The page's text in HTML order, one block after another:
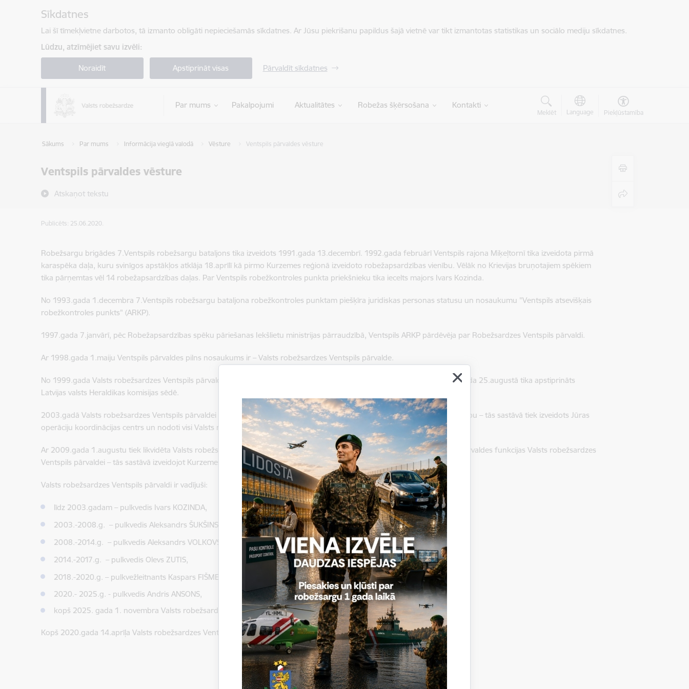
Sīkdatnes
Lai šī tīmekļvietne darbotos, tā izmanto obligāti nepieciešamās sīkdatnes. Ar Jūsu piekrišanu papildus šajā vietnē var tikt izmantotas statistikas un sociālo mediju sīkdatnes.
Lūdzu, atzīmējiet savu izvēli:
Noraidīt Apstiprināt visas Pārvaldīt sīkdatnes
Par mums Pakalpojumi Aktualitātes Robežas šķērsošana Kontakti
Meklēt Language Piekļūstamība
Sākums Par mums Informācija vieglā valodā Vēsture Ventspils pārvaldes vēsture
Ventspils pārvaldes vēsture
Atskaņot tekstu
Publicēts: 25.06.2020.
Robežsargu brigādes 7.Ventspils robežsargu bataljons tika izveidots 1991.gada 13.decembrī. 1992.gada februārī Ventspils rajona Miķeļtornī tika izveidota pirmā
karaspēka daļa, kuru svinīgos apstākļos atklāja 18.aprīlī kā pirmo Kurzemes reģionā izveidoto robežapsardzības vienību. Vēlāk no Krievijas bruņotajiem spēkiem
tika pārņemtas vēl 14 robežapsardzības daļas. Par Ventspils robežkontroles punkta priekšnieku tika iecelts majors Ivars Kozinda.
No 1993.gada 1.decembra 7.Ventspils robežsargu bataljona robežkontroles punktam piešķīra juridiskas personas statusu un nosaukumu "Ventspils atsevišķais
robežkontroles punkts" (ARKP).
1997.gada 7.janvārī, pēc Robežapsardzības spēku pāriešanas Iekšlietu ministrijas pārraudzībā, Ventspils ARKP pārdēvēja par Robežsardzes Ventspils pārvaldi.
Ar 1998.gada 1.maiju Ventspils pārvaldes pilns nosaukums ir – Valsts robežsardzes Ventspils pārvalde.
No 1999.gada Valsts robežsardzes Ventspils pārvaldei ir savs karogs ar devīzi: “GODS KALPOT LATVIJAI”, kura mets 1999.gada 25.augustā tika apstiprināts
Latvijas valsts Heraldikas komisijas sēdē.
2003.gadā Valsts robežsardzes Ventspils pārvaldei tiek uzdota atbildība par visas Latvijas Republikas jūras robežas uzraudzību – tās sastāvā tiek izveidots Jūras
operāciju koordinācijas centrs un nodoti visi Valsts robežsardzes kuģi un kuteri.
Ar 2009.gada 1.augustu tiek likvidēta Valsts robežsardzes Liepājas pārvalde, nododot šīs Valsts robežsardzes teritoriālās pārvaldes funkcijas Valsts robežsardzes
Ventspils pārvaldei – tās sastāvā izveidojot Kurzemes I kategorijas dienestu.
Valsts robežsardzes Ventspils pārvaldi ir vadījuši:
līdz 2003.gadam – pulkvedis Ivars KOZINDA,
2003.-2008.g. – pulkvedis Aleksandrs ŠUKŠINS,
2008.-2014.g. – pulkvedis Aleksandrs VOLKOVS,
2014.-2017.g. – pulkvedis Olevs ZUTIS,
2018.-2020.g. – pulkvežleitnants Kaspars FIŠMEISTERS,
2020.- 2025.g. - pulkvedis Andris ANSONS,
kopš 2025. gada 1. novembra Valsts robežsardzes Ventspils pārvaldi vada pulkvedis Jānis LAIMIŅŠ.
Kopš 2020.gada 14.aprīļa Valsts robežsardzes Ventspils pārvaldi vada pulkvežleitnants Andris ANSONS.